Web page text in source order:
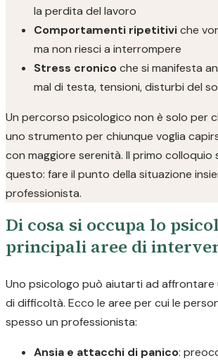
la perdita del lavoro
Comportamenti ripetitiviche
ma non riesci a interrompere
Stress cronicoche si manifesta
mal di testa, tensioni, disturbi del
Un percorso psicologico non è solo per
uno strumento per chiunque voglia
con maggiore serenità. Il primo colloquio
questo: fare il punto della situazione
professionista.
Di cosa si occupa lo
principali aree di
Uno psicologo può aiutarti ad affrontare
di difficoltà. Ecco le aree per cui le
spesso un professionista:
Ansia e attacchi di panico: